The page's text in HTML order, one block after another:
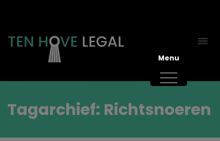
Tagarchief: Richtsnoeren
Menu